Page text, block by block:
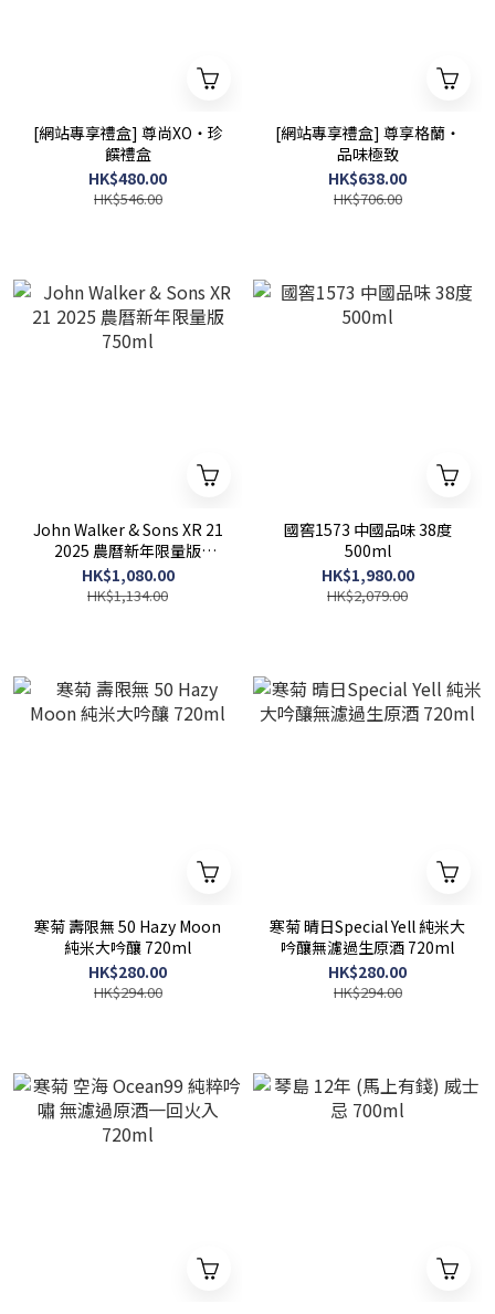
[網站專享禮盒] 尊尚XO・珍
饌禮盒
HK$480.00
HK$546.00
[網站專享禮盒] 尊享格蘭・
品味極致
HK$638.00
HK$706.00
John Walker & Sons XR 21
2025 農曆新年限量版
750ml
HK$1,080.00
HK$1,134.00
國窖1573 中國品味 38度
500ml
HK$1,980.00
HK$2,079.00
寒菊 壽限無 50 Hazy Moon
純米大吟釀 720ml
HK$280.00
HK$294.00
寒菊 晴日Special Yell 純米大
吟釀無濾過生原酒 720ml
HK$280.00
HK$294.00